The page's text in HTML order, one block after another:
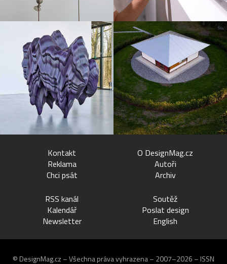
Kontakt
Reklama
Chci psát
O DesignMag.cz
Autoři
Archiv
RSS kanál
Kalendář
Newsletter
Soutěž
Poslat design
English
© DesignMag.cz – Všechna práva vyhrazena – 2007–2026 – ISSN